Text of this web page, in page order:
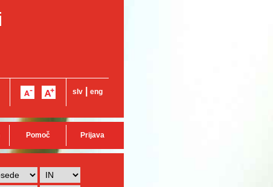
slv eng
Pomoč Prijava